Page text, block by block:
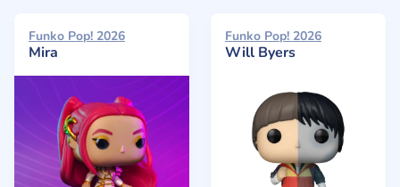
Funko Pop! 2026
Mira
Funko Pop! 2026
Will Byers